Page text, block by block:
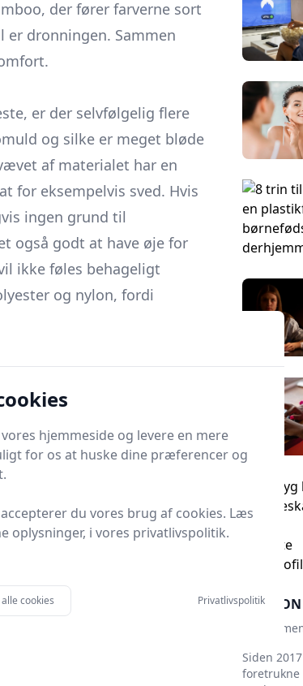
der fører farverne sort
dronningen. Sammen
er der selvfølgelig flere
og silke er meget bløde
af materialet har en
for eksempelvis sved. Hvis
ingen grund til
også godt at have øje for
ikke føles behageligt
og nylon, fordi
Siden
foretrukne
hjemmeside og levere en mere
for os at huske dine præferencer og
du vores brug af cookies. Læs
oplysninger, i vores privatlivspolitik.
cookies Privatlivspolitik